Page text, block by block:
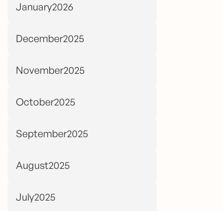
January2026
December2025
November2025
October2025
September2025
August2025
July2025